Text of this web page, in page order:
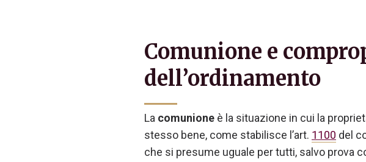
Comunione e
dell’ordinamento
La comunione è la situazione in cui la
stesso bene, come stabilisce l’art. 1100 del
che si presume uguale per tutti, salvo prova